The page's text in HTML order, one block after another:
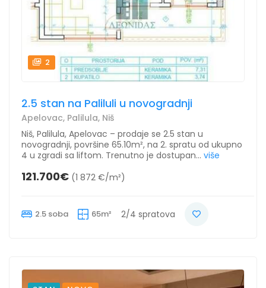
2
2.5 stan na Paliluli u novogradnji
Apelovac, Palilula, Niš
Niš, Palilula, Apelovac – prodaje se 2.5 stan u
novogradnji, površine 65.10m², na 2. spratu od ukupno
4 u zgradi sa liftom. Trenutno je dostupan... više
121.700€ (1 872 €/m²)
2.5 soba 65m² 2/4 spratova